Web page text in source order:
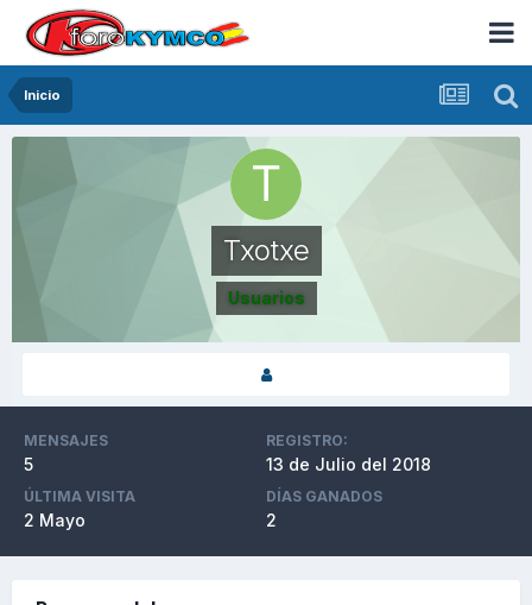
Inicio
Txotxe
Usuarios
MENSAJES
5
REGISTRO:
13 de Julio del 2018
ÚLTIMA VISITA
2 Mayo
DÍAS GANADOS
2